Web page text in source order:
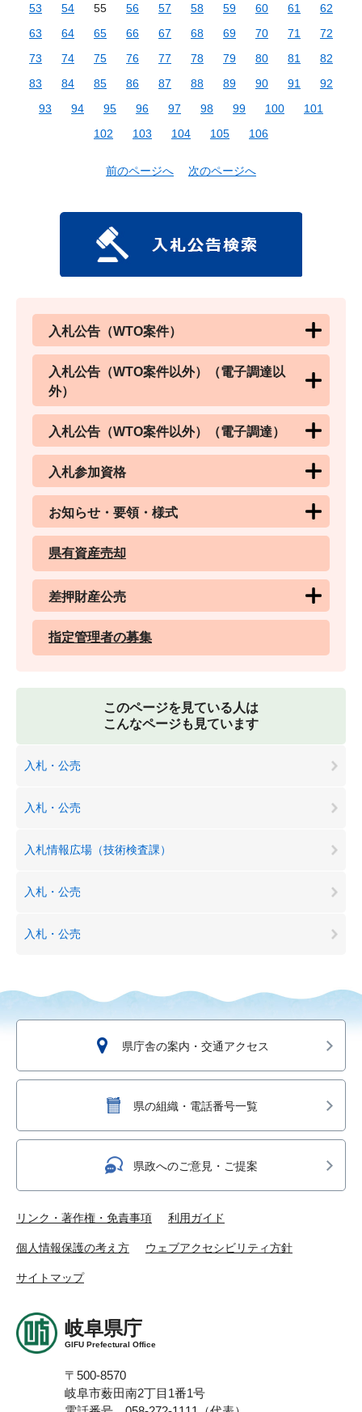
53
54 55 56 57 58 59 60 61
62
63
64 65 66 67 68 69 70 71
72
73
74 75 76 77 78 79 80 81
82
83
84 85 86 87 88 89 90 91
92
93
94 95 96 97 98 99 100
101
102
103 104 105 106
前のページへ 次のページへ
入札公告（WTO案件）
入札公告（WTO案件以外）（電子調達以
外）
入札公告（WTO案件以外）（電子調達）
入札参加資格
お知らせ・要領・様式
県有資産売却
差押財産公売
指定管理者の募集
このページを見ている人は
こんなページも見ています
入札・公売
入札・公売
入札情報広場（技術検査課）
入札・公売
入札・公売
県庁舎の案内・交通アクセス
県の組織・電話番号一覧
県政へのご意見・ご提案
リンク・著作権・免責事項 利用ガイド
個人情報保護の考え方 ウェブアクセシビリティ方針
サイトマップ
岐阜県庁
GIFU Prefectural Office
〒500-8570
岐阜市薮田南2丁目1番1号